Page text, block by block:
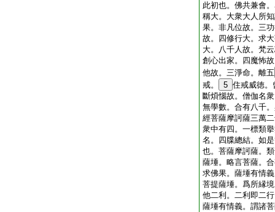
此初也。佛共兼會
稱大。大衆大人所
果。非凡位故。三
故。四修行大。求
大。八千人故。梵
創心出家。四魔怖
他故。三淨命。離五
戒。
5 住戒威徳。
斷煩惱故。僧伽名
無學數。合有八千
經菩薩摩訶薩三萬
衆中有四。一標類
名。四牒總結。如
也。菩薩摩訶薩。
薩埵。略言菩薩。
求佛果。薩埵有情
菩提薩埵。爲所縁
他二利。二利即二
薩埵有情義。謂諸